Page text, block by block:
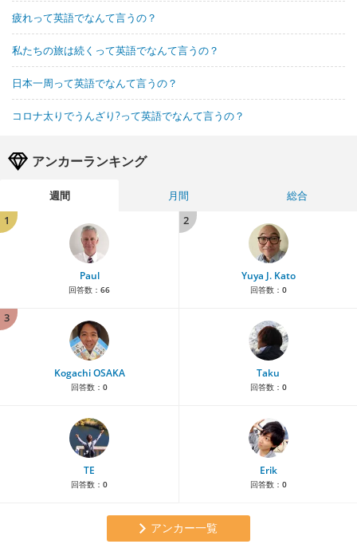
疲れって英語でなんて言うの？
私たちの旅は続くって英語でなんて言うの？
日本一周って英語でなんて言うの？
コロナ太りでうんざり?って英語でなんて言うの？
アンカーランキング
週間 月間
総合
1
Paul
回答数： 66
2
Yuya J. Kato
回答数： 0
3
Kogachi OSAKA
回答数： 0
Taku
回答数： 0
TE
回答数： 0
Erik
回答数： 0
アンカー一覧